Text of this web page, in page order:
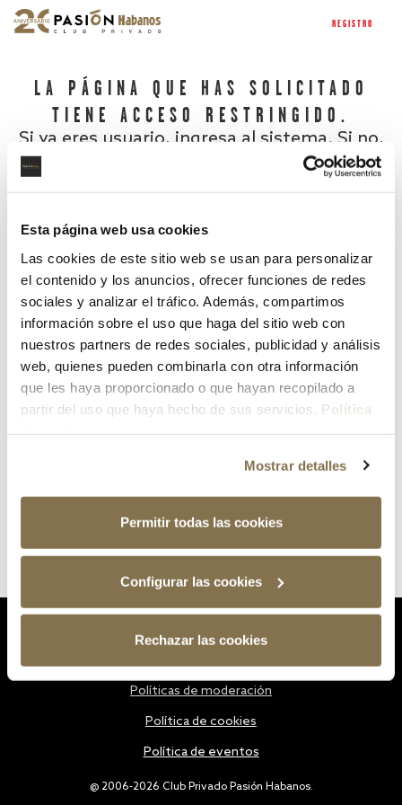
Esta página web usa cookies
Las cookies de este sitio web se usan para personalizar
el contenido y los anuncios, ofrecer funciones de redes
sociales y analizar el tráfico. Además, compartimos
información sobre el uso que haga del sitio web con
nuestros partners de redes sociales, publicidad y análisis
web, quienes pueden combinarla con otra información
que les haya proporcionado o que hayan recopilado a
partir del uso que haya hecho de sus servicios. Política
Mostrar detalles
Permitir todas las cookies
Configurar las cookies
Rechazar las cookies
REGISTRO
LA PÁGINA QUE HAS SOLICITADO
TIENE ACCESO RESTRINGIDO.
Si ya eres usuario, ingresa al sistema. Si no,
¿Has olvidado tu contraseña?
@ 2006-2026 Club Privado Pasión Habanos.
Políticas de moderación
Política de cookies
Política de eventos